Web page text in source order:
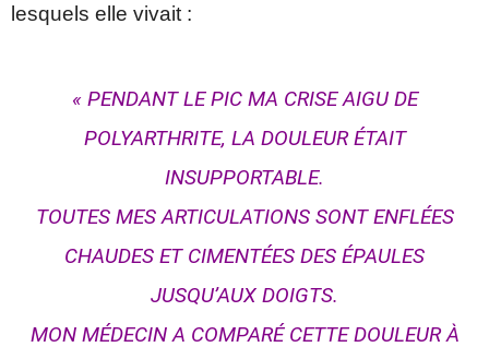
lesquels elle vivait :
« PENDANT LE PIC MA CRISE AIGU DE
POLYARTHRITE, LA DOULEUR ÉTAIT
INSUPPORTABLE.
TOUTES MES ARTICULATIONS SONT ENFLÉES
CHAUDES ET CIMENTÉES DES ÉPAULES
JUSQU’AUX DOIGTS.
MON MÉDECIN A COMPARÉ CETTE DOULEUR À